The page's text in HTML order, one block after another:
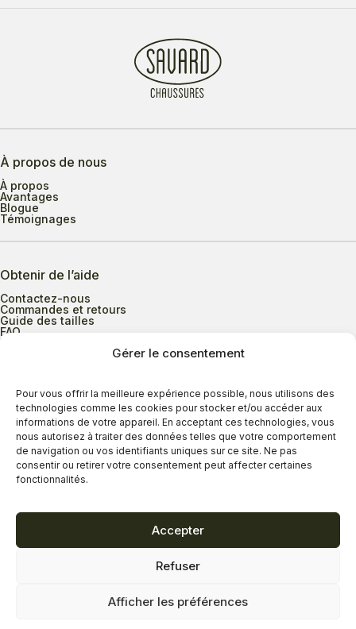
Gérer le consentement
Pour vous offrir la meilleure expérience possible, nous utilisons des
technologies comme les cookies pour stocker et/ou accéder aux
informations de votre appareil. En acceptant ces technologies, vous
nous autorisez à traiter des données telles que votre comportement
de navigation ou vos identifiants uniques sur ce site. Ne pas
consentir ou retirer votre consentement peut affecter certaines
fonctionnalités.
Accepter
Refuser
Afficher les préférences
À propos de nous
À propos
Avantages
Blogue
Témoignages
Obtenir de l’aide
Contactez-nous
Commandes et retours
Guide des tailles
FAQ
Heures d’ouverture
Lundi au mercredi
9h00 à 17h30
Jeudi
9h00 à 20h00
Vendredi
9h00 à 18h00
Dimanche
11h00 à 16h30
Termes et conditions